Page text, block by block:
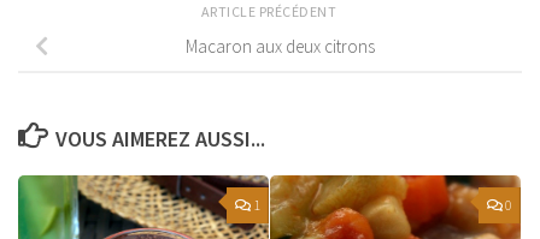
ARTICLE PRÉCÉDENT
Macaron aux deux citrons
VOUS AIMEREZ AUSSI...
1 0